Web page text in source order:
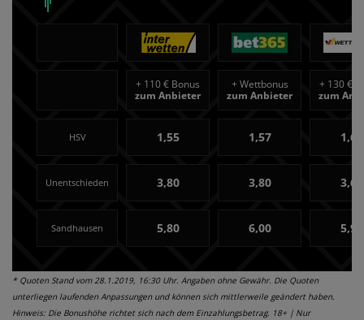
+ 110 € Bonus
zum Anbieter
+ Wettbonus
zum Anbieter
+ 130 €
zum
HSV 1,55 1,57 1,60
Unentschieden 3,80 3,80 3,65
Sandhausen 5,80 6,00 5,90
* Quoten Stand vom 28.1.2019, 16:30 Uhr. Angaben ohne Gewähr. Die Quoten
unterliegen laufenden Anpassungen und können sich mittlerweile geändert haben.
Hinweis: Die Bonushöhe richtet sich nach dem Einzahlungsbetrag. 18+ | Nur